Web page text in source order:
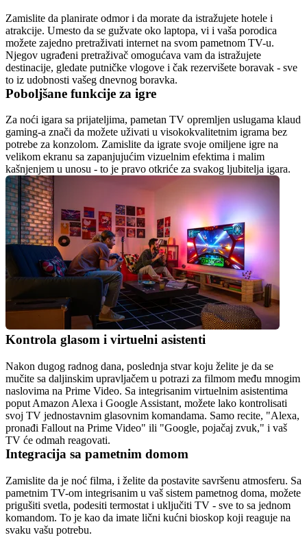
Zamislite da planirate odmor i da morate da istražujete hotele i
atrakcije. Umesto da se gužvate oko laptopa, vi i vaša porodica
možete zajedno pretraživati internet na svom pametnom TV-u.
Njegov ugrađeni pretraživač omogućava vam da istražujete
destinacije, gledate putničke vlogove i čak rezervišete boravak - sve
to iz udobnosti vašeg dnevnog boravka.
Poboljšane funkcije za igre
Za noći igara sa prijateljima, pametan TV opremljen uslugama klaud
gaming-a znači da možete uživati u visokokvalitetnim igrama bez
potrebe za konzolom. Zamislite da igrate svoje omiljene igre na
velikom ekranu sa zapanjujućim vizuelnim efektima i malim
kašnjenjem u unosu - to je pravo otkriće za svakog ljubitelja igara.
Kontrola glasom i virtuelni asistenti
Nakon dugog radnog dana, poslednja stvar koju želite je da se
mučite sa daljinskim upravljačem u potrazi za filmom među mnogim
naslovima na Prime Video. Sa integrisanim virtuelnim asistentima
poput Amazon Alexa i Google Assistant, možete lako kontrolisati
svoj TV jednostavnim glasovnim komandama. Samo recite, "Alexa,
pronađi Fallout na Prime Video" ili "Google, pojačaj zvuk," i vaš
TV će odmah reagovati.
Integracija sa pametnim domom
Zamislite da je noć filma, i želite da postavite savršenu atmosferu. Sa
pametnim TV-om integrisanim u vaš sistem pametnog doma, možete
prigušiti svetla, podesiti termostat i uključiti TV - sve to sa jednom
komandom. To je kao da imate lični kućni bioskop koji reaguje na
svaku vašu potrebu.